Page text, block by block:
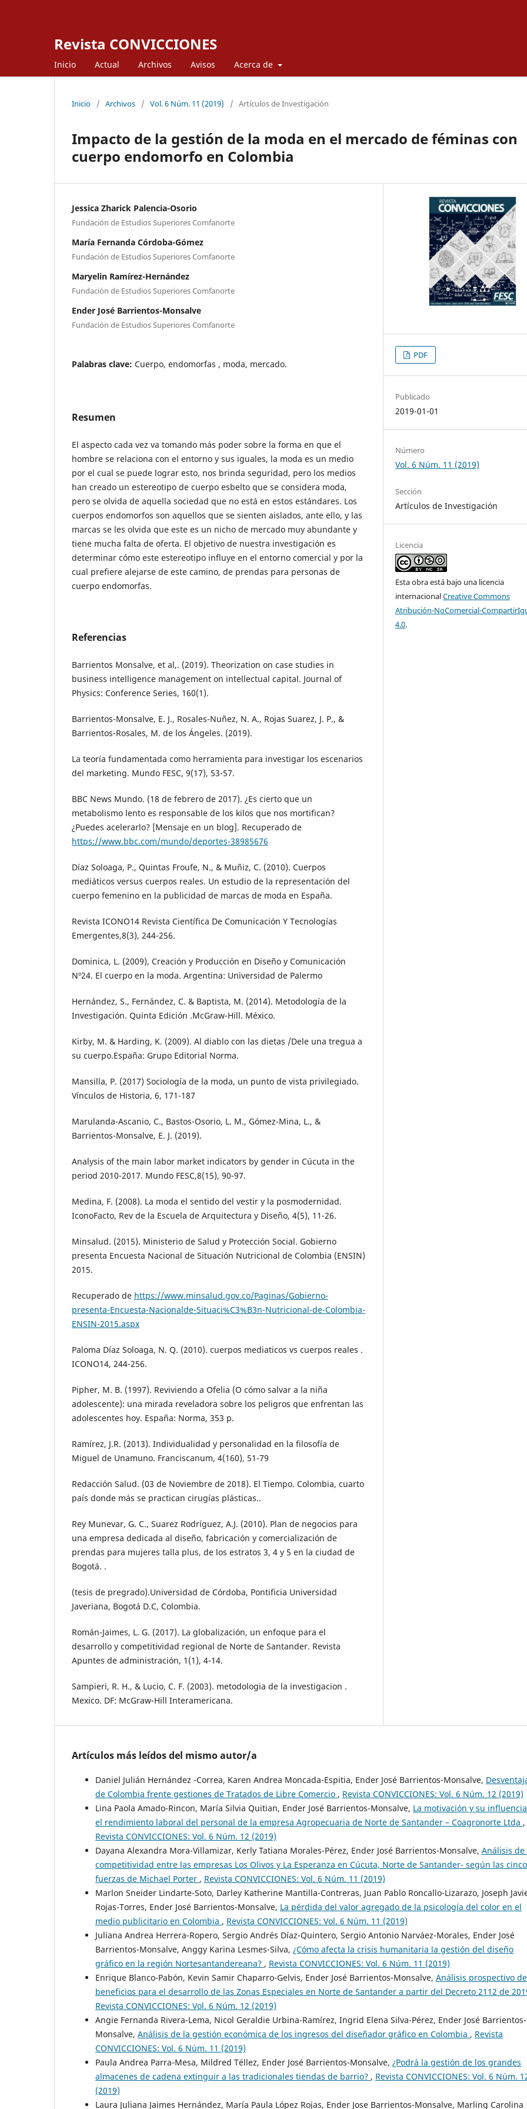
Revista CONVICCIONES
Inicio Actual Archivos Avisos Acerca de
Inicio / Archivos / Vol. 6 Núm. 11 (2019) / Artículos de Investigación
Impacto de la gestión de la moda en el mercado de féminas con
cuerpo endomorfo en Colombia
Jessica Zharick Palencia-Osorio
Fundación de Estudios Superiores Comfanorte
María Fernanda Córdoba-Gómez
Fundación de Estudios Superiores Comfanorte
Maryelin Ramírez-Hernández
Fundación de Estudios Superiores Comfanorte
Ender José Barrientos-Monsalve
Fundación de Estudios Superiores Comfanorte
Palabras clave: Cuerpo, endomorfas , moda, mercado.
Resumen
El aspecto cada vez va tomando más poder sobre la forma en que el
hombre se relaciona con el entorno y sus iguales, la moda es un medio
por el cual se puede lograr esto, nos brinda seguridad, pero los medios
han creado un estereotipo de cuerpo esbelto que se considera moda,
pero se olvida de aquella sociedad que no está en estos estándares. Los
cuerpos endomorfos son aquellos que se sienten aislados, ante ello, y las
marcas se les olvida que este es un nicho de mercado muy abundante y
tiene mucha falta de oferta. El objetivo de nuestra investigación es
determinar cómo este estereotipo influye en el entorno comercial y por la
cual prefiere alejarse de este camino, de prendas para personas de
cuerpo endomorfas.
Referencias
Barrientos Monsalve, et al,. (2019). Theorization on case studies in
business intelligence management on intellectual capital. Journal of
Physics: Conference Series, 160(1).
Barrientos-Monsalve, E. J., Rosales-Nuñez, N. A., Rojas Suarez, J. P., &
Barrientos-Rosales, M. de los Ángeles. (2019).
La teoría fundamentada como herramienta para investigar los escenarios
del marketing. Mundo FESC, 9(17), 53-57.
BBC News Mundo. (18 de febrero de 2017). ¿Es cierto que un
metabolismo lento es responsable de los kilos que nos mortifican?
¿Puedes acelerarlo? [Mensaje en un blog]. Recuperado de
https://www.bbc.com/mundo/deportes-38985676
Díaz Soloaga, P., Quintas Froufe, N., & Muñiz, C. (2010). Cuerpos
mediáticos versus cuerpos reales. Un estudio de la representación del
cuerpo femenino en la publicidad de marcas de moda en España.
Revista ICONO14 Revista Científica De Comunicación Y Tecnologías
Emergentes,8(3), 244-256.
Dominica, L. (2009), Creación y Producción en Diseño y Comunicación
Nº24. El cuerpo en la moda. Argentina: Universidad de Palermo
Hernández, S., Fernández, C. & Baptista, M. (2014). Metodología de la
Investigación. Quinta Edición .McGraw-Hill. México.
Kirby, M. & Harding, K. (2009). Al diablo con las dietas /Dele una tregua a
su cuerpo.España: Grupo Editorial Norma.
Mansilla, P. (2017) Sociología de la moda, un punto de vista privilegiado.
Vínculos de Historia, 6, 171-187
Marulanda-Ascanio, C., Bastos-Osorio, L. M., Gómez-Mina, L., &
Barrientos-Monsalve, E. J. (2019).
Analysis of the main labor market indicators by gender in Cúcuta in the
period 2010-2017. Mundo FESC,8(15), 90-97.
Medina, F. (2008). La moda el sentido del vestir y la posmodernidad.
IconoFacto, Rev de la Escuela de Arquitectura y Diseño, 4(5), 11-26.
Minsalud. (2015). Ministerio de Salud y Protección Social. Gobierno
presenta Encuesta Nacional de Situación Nutricional de Colombia (ENSIN)
2015.
Recuperado de https://www.minsalud.gov.co/Paginas/Gobierno-
presenta-Encuesta-Nacionalde-Situaci%C3%B3n-Nutricional-de-Colombia-
ENSIN-2015.aspx
Paloma Díaz Soloaga, N. Q. (2010). cuerpos mediaticos vs cuerpos reales .
ICONO14, 244-256.
Pipher, M. B. (1997). Reviviendo a Ofelia (O cómo salvar a la niña
adolescente): una mirada reveladora sobre los peligros que enfrentan las
adolescentes hoy. España: Norma, 353 p.
Ramírez, J.R. (2013). Individualidad y personalidad en la filosofía de
Miguel de Unamuno. Franciscanum, 4(160), 51-79
Redacción Salud. (03 de Noviembre de 2018). El Tiempo. Colombia, cuarto
país donde más se practican cirugías plásticas..
Rey Munevar, G. C., Suarez Rodríguez, A.J. (2010). Plan de negocios para
una empresa dedicada al diseño, fabricación y comercialización de
prendas para mujeres talla plus, de los estratos 3, 4 y 5 en la ciudad de
Bogotá. .
(tesis de pregrado).Universidad de Córdoba, Pontificia Universidad
Javeriana, Bogotá D.C, Colombia.
Román-Jaimes, L. G. (2017). La globalización, un enfoque para el
desarrollo y competitividad regional de Norte de Santander. Revista
Apuntes de administración, 1(1), 4-14.
Sampieri, R. H., & Lucio, C. F. (2003). metodologia de la investigacion .
Mexico. DF: McGraw-Hill Interamericana.
PDF
Publicado
2019-01-01
Número
Vol. 6 Núm. 11 (2019)
Sección
Artículos de Investigación
Licencia
Esta obra está bajo una licencia
internacionalCreative Commons
Atribución-NoComercial-
4.0.
Artículos más leídos del mismo autor/a
Daniel Julián Hernández -Correa, Karen Andrea Moncada-Espitia, Ender José Barrientos-Monsalve,
de Colombia frente gestiones de Tratados de Libre Comercio , Revista CONVICCIONES: Vol. 6 Núm. 12 (2019)
Lina Paola Amado-Rincon, María Silvia Quitian, Ender José Barrientos-Monsalve, La motivación y su
el rendimiento laboral del personal de la empresa Agropecuaria de Norte de Santander – Coagronorte Ltda ,
Revista CONVICCIONES: Vol. 6 Núm. 12 (2019)
Dayana Alexandra Mora-Villamizar, Kerly Tatiana Morales-Pérez, Ender José Barrientos-Monsalve, Análisis de
competitividad entre las empresas Los Olivos y La Esperanza en Cúcuta, Norte de Santander- según las cinco
fuerzas de Michael Porter , Revista CONVICCIONES: Vol. 6 Núm. 11 (2019)
Marlon Sneider Lindarte-Soto, Darley Katherine Mantilla-Contreras, Juan Pablo Roncallo-Lizarazo, Joseph
Rojas-Torres, Ender José Barrientos-Monsalve, La pérdida del valor agregado de la psicología del color en el
medio publicitario en Colombia , Revista CONVICCIONES: Vol. 6 Núm. 11 (2019)
Juliana Andrea Herrera-Ropero, Sergio Andrés Díaz-Quintero, Sergio Antonio Narváez-Morales, Ender José
Barrientos-Monsalve, Anggy Karina Lesmes-Silva, ¿Cómo afecta la crisis humanitaria la gestión del diseño
gráfico en la región Nortesantandereana? , Revista CONVICCIONES: Vol. 6 Núm. 11 (2019)
Enrique Blanco-Pabón, Kevin Samir Chaparro-Gelvis, Ender José Barrientos-Monsalve, Análisis prospectivo
beneficios para el desarrollo de las Zonas Especiales en Norte de Santander a partir del Decreto 2112 de
Revista CONVICCIONES: Vol. 6 Núm. 12 (2019)
Angie Fernanda Rivera-Lema, Nicol Geraldie Urbina-Ramírez, Ingrid Elena Silva-Pérez, Ender José Barrientos-
Monsalve, Análisis de la gestión económica de los ingresos del diseñador gráfico en Colombia , Revista
CONVICCIONES: Vol. 6 Núm. 11 (2019)
Paula Andrea Parra-Mesa, Mildred Téllez, Ender José Barrientos-Monsalve, ¿Podrá la gestión de los grandes
almacenes de cadena extinguir a las tradicionales tiendas de barrio? , Revista CONVICCIONES: Vol. 6 Núm.
(2019)
Laura Juliana Jaimes Hernández, María Paula López Rojas, Ender Jose Barrientos-Monsalve, Marling Carolina